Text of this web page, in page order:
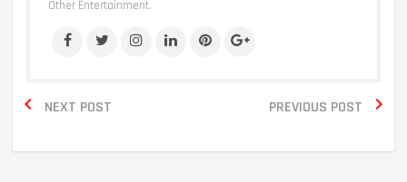
Other Entertainment.
NEXT POST
 PREVIOUS POST 